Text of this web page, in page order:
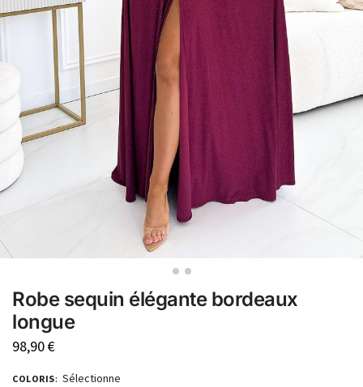
Robe sequin élégante bordeaux
longue
98,90€
COLORIS: Sélectionne